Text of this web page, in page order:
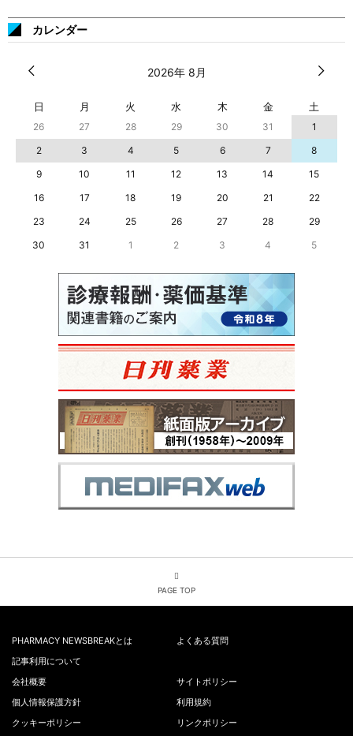
カレンダー
2026年 8月
日 月 火 水 木 金 土
26 27 28 29 30 31
1
2
3 4 5 6 7
8
9
10 11 12 13 14
15
16
17 18 19 20 21
22
23
24 25 26 27 28
29
30
31 1 2 3 4 5
PAGE TOP
PHARMACY NEWSBREAKとは
よくある質問
記事利用について
会社概要
サイトポリシー
個人情報保護方針
利用規約
クッキーポリシー
リンクポリシー